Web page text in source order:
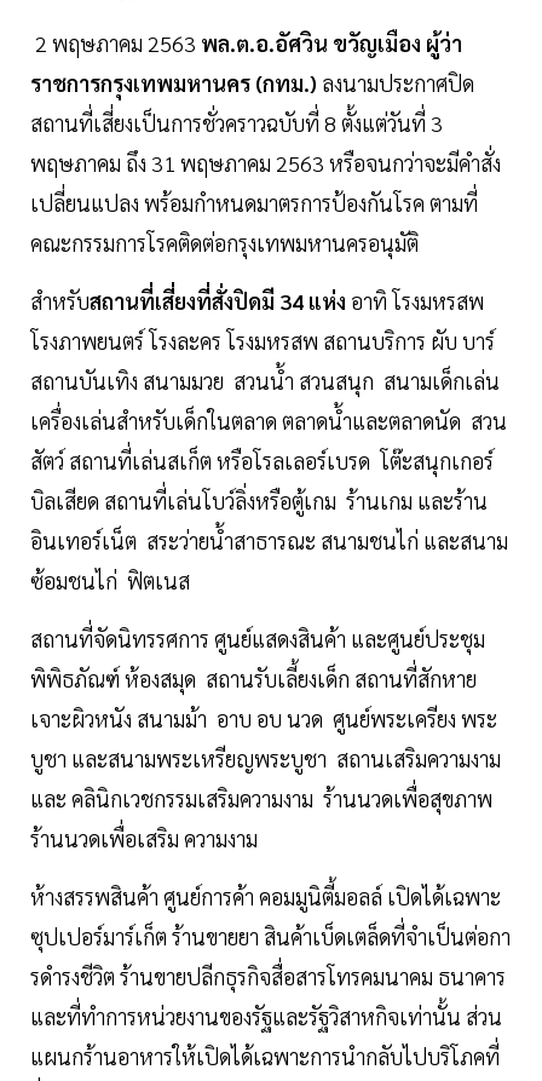
2 พฤษภาคม 2563 พล.ต.อ.อัศวิน ขวัญเมือง ผู้ว่า
ราชการกรุงเทพมหานคร (กทม.) ลงนามประกาศปิด
สถานที่เสี่ยงเป็นการชั่วคราวฉบับที่ 8 ตั้งแต่วันที่ 3
พฤษภาคม ถึง 31 พฤษภาคม 2563 หรือจนกว่าจะมีคำสั่ง
เปลี่ยนแปลง พร้อมกำหนดมาตรการป้องกันโรค ตามที่
คณะกรรมการโรคติดต่อกรุงเทพมหานครอนุมัติ
สำหรับสถานที่เสี่ยงที่สั่งปิดมี 34 แห่ง อาทิ โรงมหรสพ
โรงภาพยนตร์ โรงละคร โรงมหรสพ สถานบริการ ผับ บาร์
สถานบันเทิง สนามมวย สวนน้ำ สวนสนุก สนามเด็กเล่น
เครื่องเล่นสําหรับเด็กในตลาด ตลาดน้ำและตลาดนัด สวน
สัตว์ สถานที่เล่นสเก็ต หรือโรลเลอร์เบรด โต๊ะสนุกเกอร์
บิลเสียด สถานที่เล่นโบว์ลิ่งหรือตู้เกม ร้านเกม และร้าน
อินเทอร์เน็ต สระว่ายน้ำสาธารณะ สนามชนไก่ และสนาม
ซ้อมชนไก่ ฟิตเนส
สถานที่จัดนิทรรศการ ศูนย์แสดงสินค้า และศูนย์ประชุม
พิพิธภัณฑ์ ห้องสมุด สถานรับเลี้ยงเด็ก สถานที่สักหาย
เจาะผิวหนัง สนามม้า อาบ อบ นวด ศูนย์พระเครียง พระ
บูชา และสนามพระเหรียญพระบูชา สถานเสริมความงาม
และ คลินิกเวชกรรมเสริมความงาม ร้านนวดเพื่อสุขภาพ
ร้านนวดเพื่อเสริม ความงาม
ห้างสรรพสินค้า ศูนย์การค้า คอมมูนิตี้มอลล์ เปิดได้เฉพาะ
ซุปเปอร์มาร์เก็ต ร้านขายยา สินค้าเบ็ดเตล็ดที่จําเป็นต่อกา
รดํารงชีวิต ร้านขายปลีกธุรกิจสื่อสารโทรคมนาคม ธนาคาร
และที่ทําการหน่วยงานของรัฐและรัฐวิสาหกิจเท่านั้น ส่วน
แผนกร้านอาหารให้เปิดได้เฉพาะการนํากลับไปบริโภคที่